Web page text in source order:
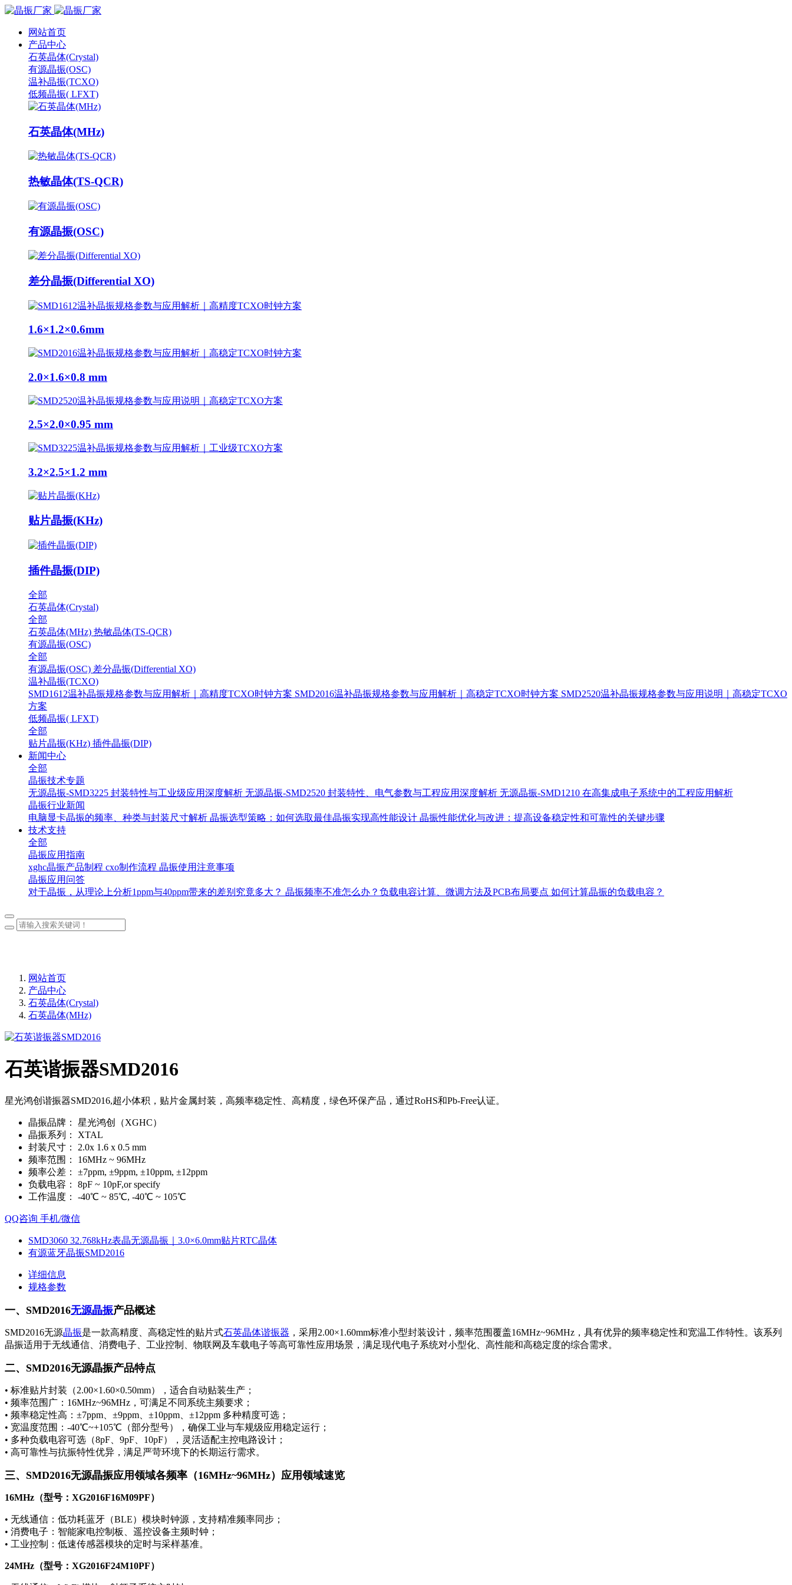
网站首页
产品中心
石英晶体(Crystal)
有源晶振(OSC)
温补晶振(TCXO)
低频晶振( LFXT)
石英晶体(MHz)
热敏晶体(TS-QCR)
有源晶振(OSC)
差分晶振(Differential XO)
1.6×1.2×0.6mm
2.0×1.6×0.8 mm
2.5×2.0×0.95 mm
3.2×2.5×1.2 mm
贴片晶振(KHz)
插件晶振(DIP)
全部
石英晶体(Crystal)
全部
石英晶体(MHz) 热敏晶体(TS-QCR)
有源晶振(OSC)
全部
有源晶振(OSC) 差分晶振(Differential XO)
温补晶振(TCXO)
SMD1612温补晶振规格参数与应用解析｜高精度TCXO时钟方案 SMD2016温补晶振规格参数与应用解析｜高稳定TCXO时钟方案 SMD2520温补晶振规格参数与应用说明｜高稳定TCXO
方案
低频晶振( LFXT)
全部
贴片晶振(KHz) 插件晶振(DIP)
新闻中心
全部
晶振技术专题
无源晶振-SMD3225 封装特性与工业级应用深度解析 无源晶振-SMD2520 封装特性、电气参数与工程应用深度解析 无源晶振-SMD1210 在高集成电子系统中的工程应用解析
晶振行业新闻
电脑显卡晶振的频率、种类与封装尺寸解析 晶振选型策略：如何选取最佳晶振实现高性能设计 晶振性能优化与改进：提高设备稳定性和可靠性的关键步骤
技术支持
全部
晶振应用指南
xghc晶振产品制程 cxo制作流程 晶振使用注意事项
晶振应用问答
对于晶振，从理论上分析1ppm与40ppm带来的差别究竟多大？ 晶振频率不准怎么办？负载电容计算、微调方法及PCB布局要点 如何计算晶振的负载电容？
网站首页
产品中心
石英晶体(Crystal)
石英晶体(MHz)
石英谐振器SMD2016
星光鸿创谐振器SMD2016,超小体积，贴片金属封装，高频率稳定性、高精度，绿色环保产品，通过RoHS和Pb-Free认证。
晶振品牌：
星光鸿创（XGHC）
晶振系列：
XTAL
封装尺寸：
2.0x 1.6 x 0.5 mm
频率范围：
16MHz ~ 96MHz
频率公差：
±7ppm, ±9ppm, ±10ppm, ±12ppm
负载电容：
8pF ~ 10pF,or specify
工作温度：
-40℃ ~ 85℃, -40℃ ~ 105℃
QQ咨询 手机/微信
SMD3060 32.768kHz表晶无源晶振｜3.0×6.0mm贴片RTC晶体
有源蓝牙晶振SMD2016
详细信息
规格参数
一、SMD2016无源晶振产品概述
SMD2016无源晶振是一款高精度、高稳定性的贴片式石英晶体谐振器 ，采用2.00×1.60mm标准小型封装设计，频率范围覆盖16MHz~96MHz，具有优异的频率稳定性和宽温工作特性。该系列
晶振适用于无线通信、消费电子、工业控制、物联网及车载电子等高可靠性应用场景，满足现代电子系统对小型化、高性能和高稳定度的综合需求。
二、SMD2016无源晶振产品特点
• 标准贴片封装（2.00×1.60×0.50mm），适合自动贴装生产；
• 频率范围广：16MHz~96MHz，可满足不同系统主频要求；
• 频率稳定性高：±7ppm、±9ppm、±10ppm、±12ppm 多种精度可选；
• 宽温度范围：-40℃~+105℃（部分型号），确保工业与车规级应用稳定运行；
• 多种负载电容可选（8pF、9pF、10pF），灵活适配主控电路设计；
• 高可靠性与抗振特性优异，满足严苛环境下的长期运行需求。
三、SMD2016无源晶振应用领域各频率（16MHz~96MHz）应用领域速览
16MHz（型号：XG2016F16M09PF）
• 无线通信：低功耗蓝牙（BLE）模块时钟源，支持精准频率同步；
• 消费电子：智能家电控制板、遥控设备主频时钟；
• 工业控制：低速传感器模块的定时与采样基准。
24MHz（型号：XG2016F24M10PF）